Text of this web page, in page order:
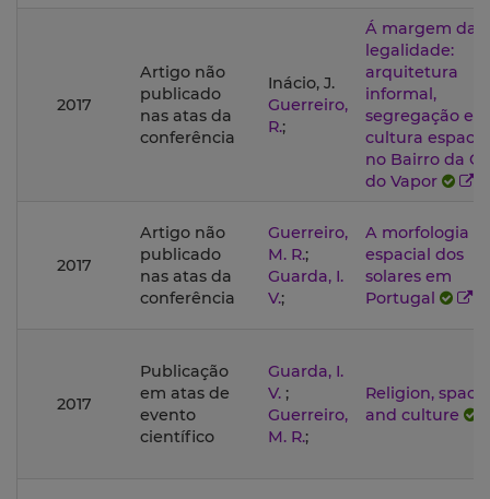
2017
Artigo não
publicado
nas atas da
conferência
Inácio, J.
Guerreiro,
R.;
Á margem da
legalidade:
arquitetura
informal,
segregação e
cultura
no Bairro da
do Vapor
2017
Artigo não
publicado
nas atas da
conferência
Guerreiro,
M. R.;
Guarda, I.
V.;
A morfologia
espacial dos
solares em
Portugal
2017
Publicação
em atas de
evento
científico
Guarda, I.
V. ;
Guerreiro,
M. R.;
Religion, space
and culture